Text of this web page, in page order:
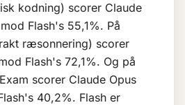
kodning) scorer Claude
Flash's 55,1%. På
ræsonnering) scorer
Flash's 72,1%. Og på
scorer Claude Opus
40,2%. Flash er